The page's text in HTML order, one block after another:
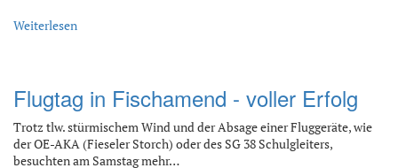
Weiterlesen
Flugtag in Fischamend - voller Erfolg
Trotz tlw. stürmischem Wind und der Absage einer Fluggeräte, wie
der OE-AKA (Fieseler Storch) oder des SG 38 Schulgleiters,
besuchten am Samstag mehr…